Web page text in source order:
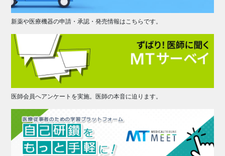
新薬や医療機器の申請・承認・発売情報はこちらです。
医師会員へアンケートを実施。医師の本音に迫ります。